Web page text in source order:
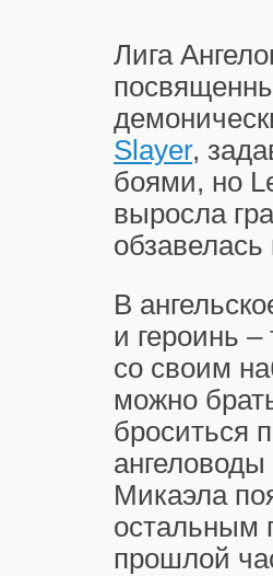
Лига
Slayer,
боями, но
выросла
В
и героинь
со своим
можно
броситься
Микаэла
остальным
прошлой